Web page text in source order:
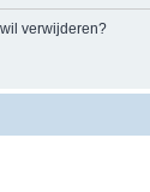
verwijderen?